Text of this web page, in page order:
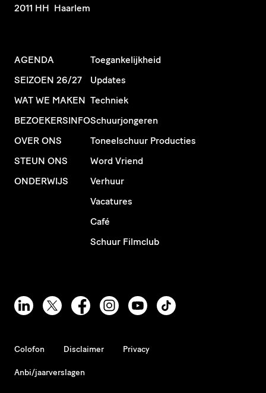
2011 HH Haarlem
AGENDA
SEIZOEN 26/27
WAT WE MAKEN
BEZOEKERSINFO
OVER ONS
STEUN ONS
ONDERWIJS
Toegankelijkheid
Updates
Techniek
Schuurjongeren
Toneelschuur Producties
Word Vriend
Verhuur
Vacatures
Café
Schuur Filmclub
Colofon Disclaimer Privacy
Anbi/jaarverslagen